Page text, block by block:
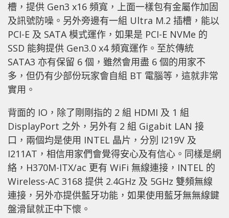
槽，提供 Gen3 x16 頻寬，上面一樣包有金屬作加固
及訊號防噪。另外旁邊有一組 Ultra M.2 插槽，能以
PCI-E 及 SATA 模式運作，如果是 PCI-E NVMe 的
SSD 能夠提供 Gen3.0 x4 頻寬運作。至於傳統
SATA3 亦有保留 6 個，雖然會用盡 6 個的用家不
多，但仍有少部份玩家會自組 BT 電腦等，這就非常
實用。
背面的 IO，除了剛剛指的 2 組 HDMI 及 1 組
DisplayPort 之外，另外有 2 組 Gigabit LAN 接
口，兩個均是使用 INTEL 晶片，分別 I219V 及
I211AT，相信用家們會覺得安心及有信心。同樣是網
絡，H370M-ITX/ac 更有 WiFi 無線連接，INTEL 的
Wireless-AC 3168 提供 2.4GHz 及 5GHz 雙頻無線
連接，另外亦提供藍牙功能，如果使用藍牙無無線鍵
盤滑鼠就正中下懷。